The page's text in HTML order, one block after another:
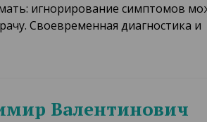
игнорирование симптомов
Своевременная диагностика и
Валентинович